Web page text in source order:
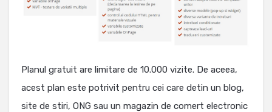
Planul gratuit are limitare de 10.000 vizite. De aceea,
acest plan este potrivit pentru cei care detin un blog,
site de stiri, ONG sau un magazin de comert electronic